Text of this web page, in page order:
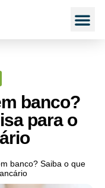
banco?
para o
banco? Saiba o que